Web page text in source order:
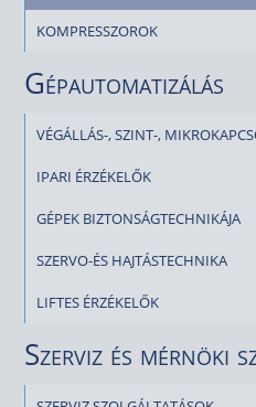
KOMPRESSZOROK
Gépautomatizálás
VÉGÁLLÁS-, SZINT-,
IPARI ÉRZÉKELŐK
GÉPEK BIZTONSÁGTECHNIKÁJA
SZERVO-ÉS HAJTÁSTECHNIKA
LIFTES ÉRZÉKELŐK
Szerviz és mérnöki